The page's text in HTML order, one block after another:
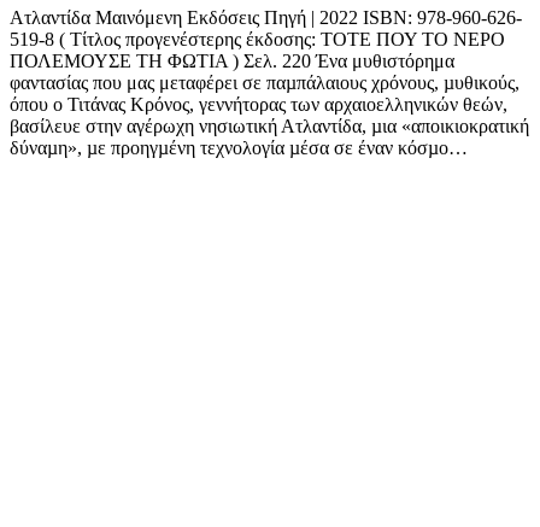
Ατλαντίδα Μαινόμενη Εκδόσεις Πηγή | 2022 ISBN: 978-960-626-
519-8 ( Τίτλος προγενέστερης έκδοσης: ΤΟΤΕ ΠΟΥ ΤΟ ΝΕΡΟ
ΠΟΛΕΜΟΥΣΕ ΤΗ ΦΩΤΙΑ ) Σελ. 220 Ένα μυθιστόρημα
φαντασίας που μας μεταφέρει σε παµπάλαιους χρόνους, µυθικούς,
όπου ο Τιτάνας Κρόνος, γεννήτορας των αρχαιοελληνικών θεών,
βασίλευε στην αγέρωχη νησιωτική Ατλαντίδα, µια «αποικιοκρατική
δύναµη», µε προηγµένη τεχνολογία µέσα σε έναν κόσµο…